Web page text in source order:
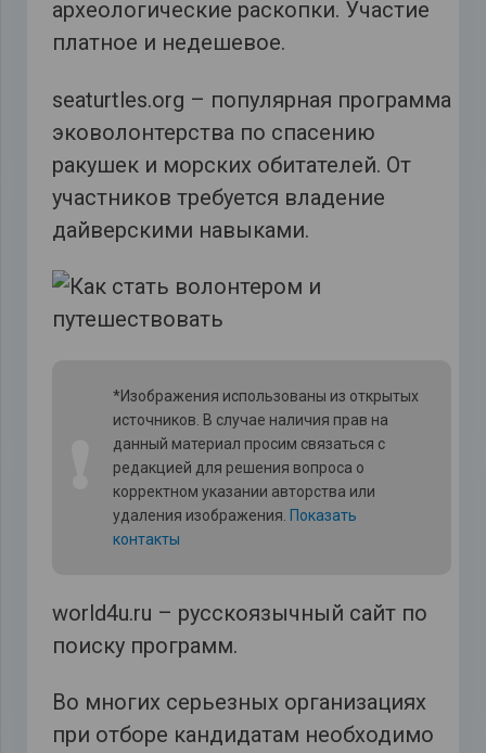
археологические раскопки. Участие
платное и недешевое.
seaturtles.org – популярная программа
эковолонтерства по спасению
ракушек и морских обитателей. От
участников требуется владение
дайверскими навыками.
*Изображения использованы из открытых
источников. В случае наличия прав на
данный материал просим связаться с
редакцией для решения вопроса о
корректном указании авторства или
удаления изображения. Показать
контакты
world4u.ru – русскоязычный сайт по
поиску программ.
Во многих серьезных организациях
при отборе кандидатам необходимо